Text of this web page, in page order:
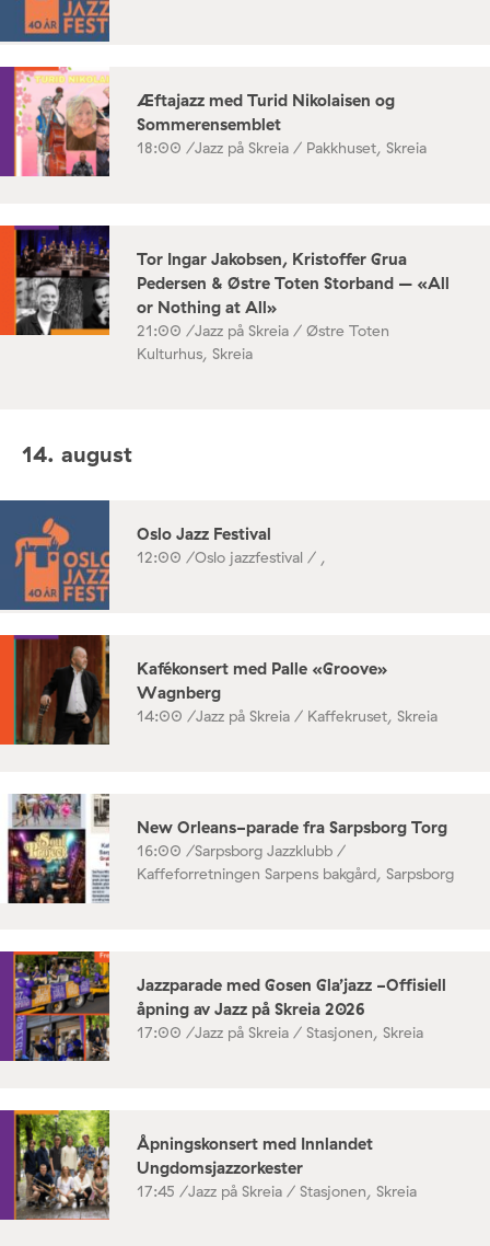
Æftajazz med Turid Nikolaisen og
Sommerensemblet
18:00 /Jazz på Skreia / Pakkhuset, Skreia
Tor Ingar Jakobsen, Kristoffer Grua
Pedersen & Østre Toten Storband – «All
or Nothing at All»
21:00 /Jazz på Skreia / Østre Toten
Kulturhus, Skreia
14. august
Oslo Jazz Festival
12:00 /Oslo jazzfestival / ,
Kafékonsert med Palle «Groove»
Wagnberg
14:00 /Jazz på Skreia / Kaffekruset, Skreia
New Orleans-parade fra Sarpsborg Torg
16:00 /Sarpsborg Jazzklubb /
Kaffeforretningen Sarpens bakgård, Sarpsborg
Jazzparade med Gosen Gla’jazz -Offisiell
åpning av Jazz på Skreia 2026
17:00 /Jazz på Skreia / Stasjonen, Skreia
Åpningskonsert med Innlandet
Ungdomsjazzorkester
17:45 /Jazz på Skreia / Stasjonen, Skreia